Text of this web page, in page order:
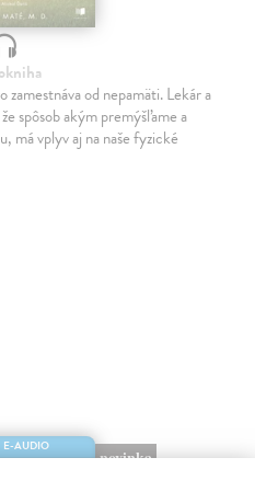
od nepamäti. Lekár a
spôsob akým premýšľame a
má vplyv aj na naše fyzické
E-AUDIO
novinka